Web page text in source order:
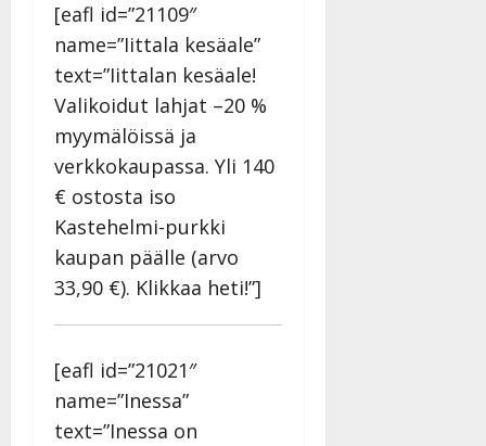
[eafl id=”21109″
name=”Iittala kesäale”
text=”Iittalan kesäale!
Valikoidut lahjat –20 %
myymälöissä ja
verkkokaupassa. Yli 140
€ ostosta iso
Kastehelmi-purkki
kaupan päälle (arvo
33,90 €). Klikkaa heti!”]
[eafl id=”21021″
name=”Inessa”
text=”Inessa on